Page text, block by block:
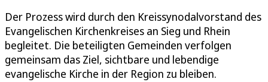
Der Prozess wird durch den Kreissynodalvorstand des
Evangelischen Kirchenkreises an Sieg und Rhein
begleitet. Die beteiligten Gemeinden verfolgen
gemeinsam das Ziel, sichtbare und lebendige
evangelische Kirche in der Region zu bleiben.